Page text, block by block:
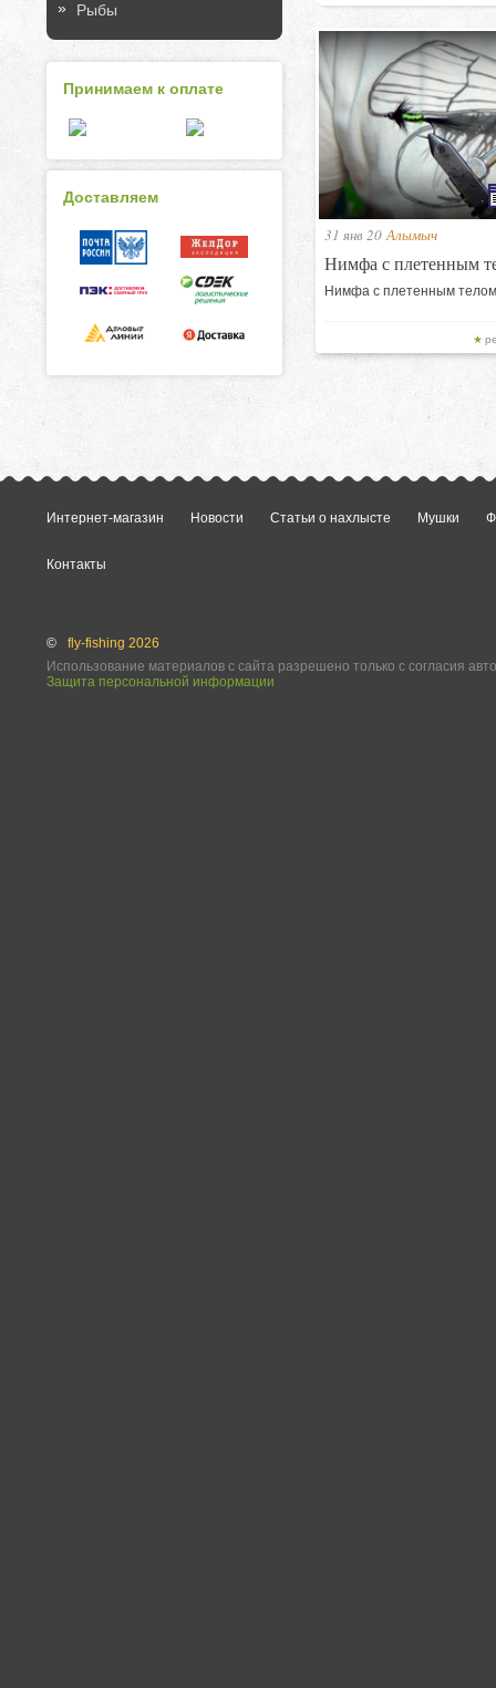
Рыбы
Принимаем к оплате
Доставляем
31 янв 20 Алымыч
Нимфа с плетенным
Нимфа с плетенным телом
Интернет-магазин Новости Статьи о нахлысте Мушки
Контакты
©
fly-fishing 2026
Использование материалов с сайта разрешено только с согласия
Защита персональной информации